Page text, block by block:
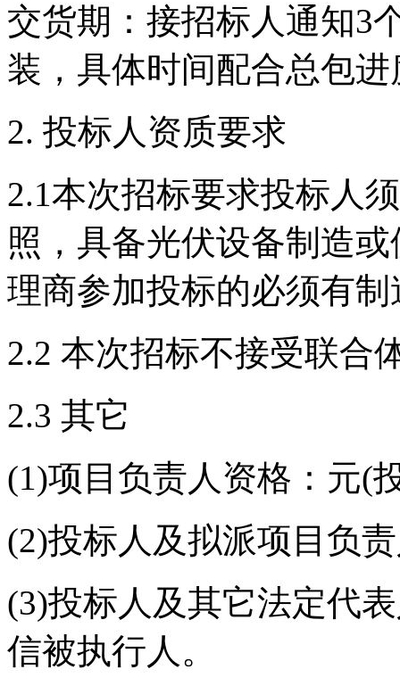
交货期：接招标人通知3
装，具体时间配合总包进
2. 投标人资质要求
2.1本次招标要求投标人
照，具备光伏设备制造
理商参加投标的必须有
2.2 本次招标不接受联合
2.3 其它
(1)项目负责人资格：元(
(2)投标人及拟派项目负
(3)投标人及其它法定代
信被执行人。